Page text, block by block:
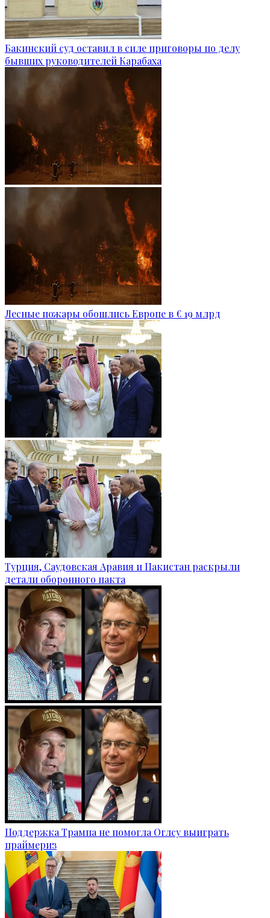
Бакинский суд оставил в силе приговоры по делу
бывших руководителей Карабаха
Лесные пожары обошлись Европе в € 19 млрд
Турция, Саудовская Аравия и Пакистан раскрыли
детали оборонного пакта
Поддержка Трампа не помогла Оглсу выиграть
праймериз